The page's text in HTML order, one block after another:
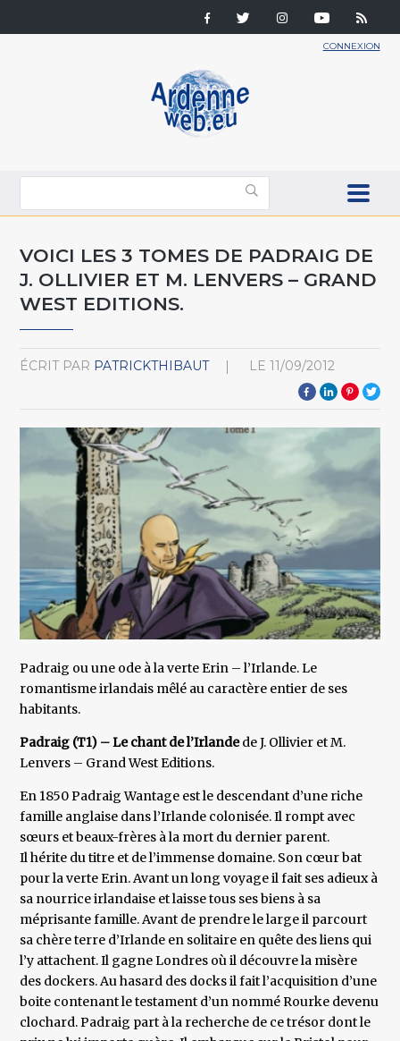
CONNEXION
VOICI LES 3 TOMES DE PADRAIG DE
J. OLLIVIER ET M. LENVERS – GRAND
WEST EDITIONS.
ÉCRIT PAR PATRICKTHIBAUT LE 11/09/2012
Padraig ou une ode à la verte Erin – l’Irlande. Le
romantisme irlandais mêlé au caractère entier de ses
habitants.
Padraig (T1) – Le chant de l’Irlandede J. Ollivier et M.
Lenvers – Grand West Editions.
En 1850 Padraig Wantage est le descendant d’une riche
famille anglaise dans l’Irlande colonisée. Il rompt avec
sœurs et beaux-frères à la mort du dernier parent.
Il hérite du titre et de l’immense domaine. Son cœur bat
pour la verte Erin. Avant un long voyage il fait ses adieux à
sa nourrice irlandaise et laisse tous ses biens à sa
méprisante famille. Avant de prendre le large il parcourt
sa chère terre d’Irlande en solitaire en quête des liens qui
l’y attachent. Il gagne Londres où il découvre la misère
des dockers. Au hasard des docks il fait l’acquisition d’une
boite contenant le testament d’un nommé Rourke devenu
clochard. Padraig part à la recherche de ce trésor dont le